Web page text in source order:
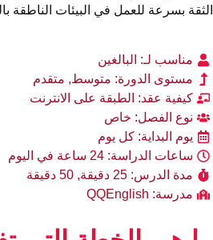
بسرعة للعمل في البيئات الناطقة
مناسب لـ: البالغين
مستوى الدورة: متوسط, متقدم
كيفية عقد: الطبقة على الانترنت
نوع الفصل: خاص
يوم البداية: كل يوم
ساعات الدراسة: 24 ساعة في اليوم
مدة الدرس: 25 دقيقة, 50 دقيقة
مدرسة: QQEnglish